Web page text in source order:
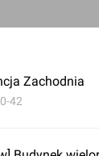
House"
Zachodnia
42